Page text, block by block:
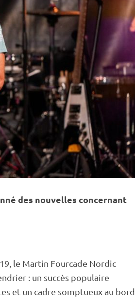
des nouvelles concernant
le Martin Fourcade Nordic
: un succès populaire
et un cadre somptueux au bord